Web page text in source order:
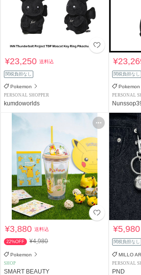
¥23,250送料込
関税負担なし
Pokemon
PERSONAL SHOPPER
kumdoworlds
関税負担なし
Pokemon
PERSONAL
¥3,880送料込
22%OFF ¥4,980
Pokemon
SHOP
SMART BEAUTY
関税負担なし
MILLO
PERSONAL
PND